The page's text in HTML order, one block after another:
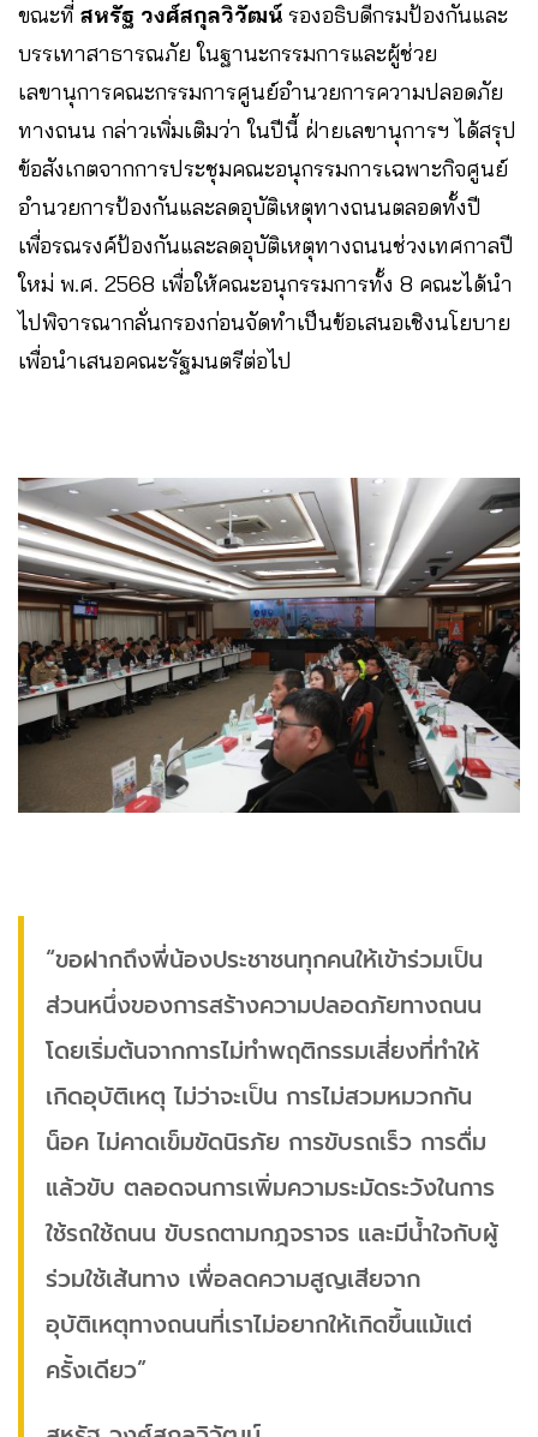
ขณะที่ สหรัฐ วงศ์สกุลวิวัฒน์ รองอธิบดีกรมป้องกันและ
บรรเทาสาธารณภัย ในฐานะกรรมการและผู้ช่วย
เลขานุการคณะกรรมการศูนย์อำนวยการความปลอดภัย
ทางถนน กล่าวเพิ่มเติมว่า ในปีนี้ ฝ่ายเลขานุการฯ ได้สรุป
ข้อสังเกตจากการประชุมคณะอนุกรรมการเฉพาะกิจศูนย์
อำนวยการป้องกันและลดอุบัติเหตุทางถนนตลอดทั้งปี
เพื่อรณรงค์ป้องกันและลดอุบัติเหตุทางถนนช่วงเทศกาลปี
ใหม่ พ.ศ. 2568 เพื่อให้คณะอนุกรรมการทั้ง 8 คณะได้นำ
ไปพิจารณากลั่นกรองก่อนจัดทำเป็นข้อเสนอเชิงนโยบาย
เพื่อนำเสนอคณะรัฐมนตรีต่อไป
“ขอฝากถึงพี่น้องประชาชนทุกคนให้เข้าร่วมเป็น
ส่วนหนึ่งของการสร้างความปลอดภัยทางถนน
โดยเริ่มต้นจากการไม่ทำพฤติกรรมเสี่ยงที่ทำให้
เกิดอุบัติเหตุ ไม่ว่าจะเป็น การไม่สวมหมวกกัน
น็อค ไม่คาดเข็มขัดนิรภัย การขับรถเร็ว การดื่ม
แล้วขับ ตลอดจนการเพิ่มความระมัดระวังในการ
ใช้รถใช้ถนน ขับรถตามกฎจราจร และมีน้ำใจกับผู้
ร่วมใช้เส้นทาง เพื่อลดความสูญเสียจาก
อุบัติเหตุทางถนนที่เราไม่อยากให้เกิดขึ้นแม้แต่
ครั้งเดียว”